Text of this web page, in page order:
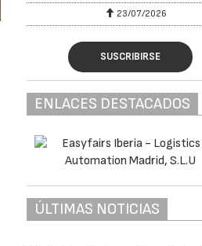
23/07/2026
SUSCRIBIRSE
ENLACES DESTACADOS
ÚLTIMAS NOTICIAS